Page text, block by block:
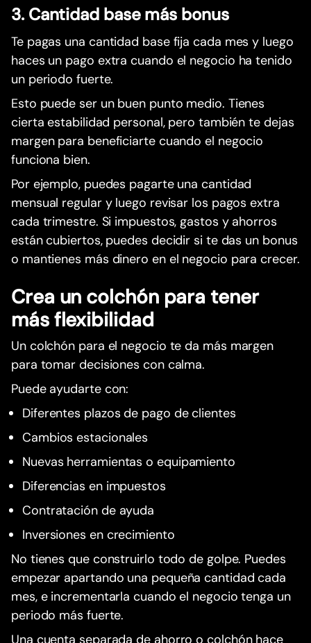
3. Cantidad base más bonus
Te pagas una cantidad base fija cada mes y luego
haces un pago extra cuando el negocio ha tenido
un periodo fuerte.
Esto puede ser un buen punto medio. Tienes
cierta estabilidad personal, pero también te dejas
margen para beneficiarte cuando el negocio
funciona bien.
Por ejemplo, puedes pagarte una cantidad
mensual regular y luego revisar los pagos extra
cada trimestre. Si impuestos, gastos y ahorros
están cubiertos, puedes decidir si te das un bonus
o mantienes más dinero en el negocio para crecer.
Crea un colchón para tener
más flexibilidad
Un colchón para el negocio te da más margen
para tomar decisiones con calma.
Puede ayudarte con:
Diferentes plazos de pago de clientes
Cambios estacionales
Nuevas herramientas o equipamiento
Diferencias en impuestos
Contratación de ayuda
Inversiones en crecimiento
No tienes que construirlo todo de golpe. Puedes
empezar apartando una pequeña cantidad cada
mes, e incrementarla cuando el negocio tenga un
periodo más fuerte.